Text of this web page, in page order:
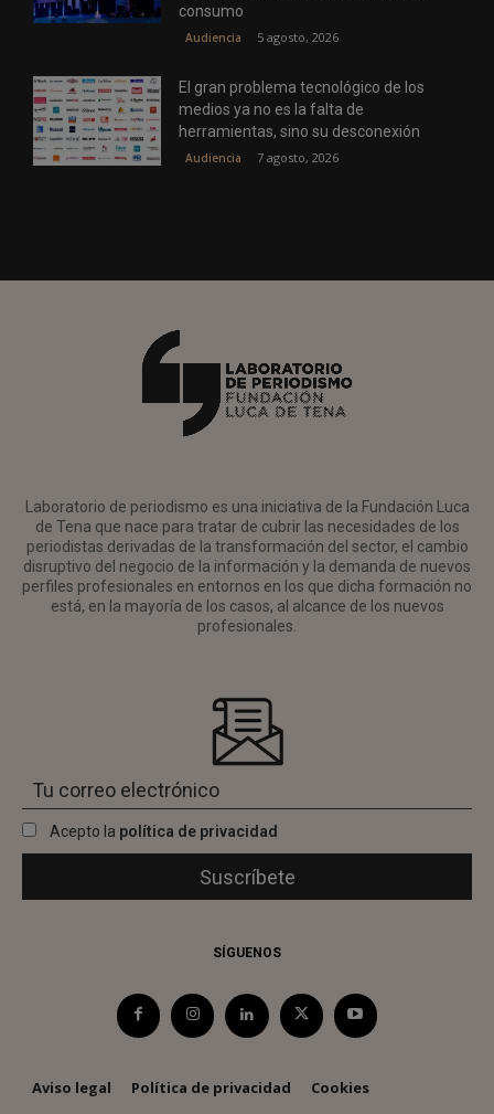
consumo
Audiencia 5 agosto, 2026
El gran problema tecnológico de los
medios ya no es la falta de
herramientas, sino su desconexión
Audiencia 7 agosto, 2026
Laboratorio de periodismo es una iniciativa de la Fundación Luca
de Tena que nace para tratar de cubrir las necesidades de los
periodistas derivadas de la transformación del sector, el cambio
disruptivo del negocio de la información y la demanda de nuevos
perfiles profesionales en entornos en los que dicha formación no
está, en la mayoría de los casos, al alcance de los nuevos
profesionales.
Acepto la política de privacidad
SÍGUENOS
Aviso legal Política de privacidad Cookies